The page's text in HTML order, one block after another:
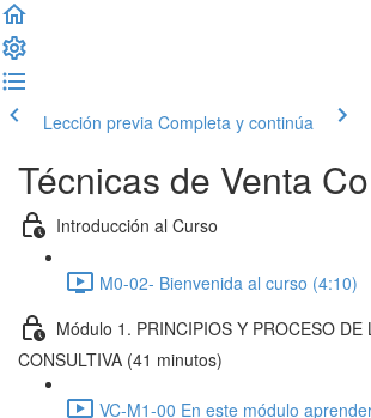
Lección previa Completa y continúa
Técnicas de Venta
Introducción al Curso
M0-02- Bienvenida al curso (4:10)
Módulo 1. PRINCIPIOS Y PROCESO DE
CONSULTIVA (41 minutos)
VC-M1-00 En este módulo